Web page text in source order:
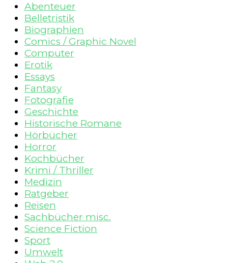
Abenteuer
Belletristik
Biographien
Comics / Graphic Novel
Computer
Erotik
Essays
Fantasy
Fotografie
Geschichte
Historische Romane
Hörbücher
Horror
Kochbücher
Krimi / Thriller
Medizin
Ratgeber
Reisen
Sachbücher misc.
Science Fiction
Sport
Umwelt